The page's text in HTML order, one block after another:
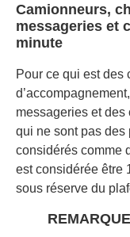
Camionneurs,
messageries et
minute
Pour ce qui est des
messageries et
qui ne sont pas des
considérés comme
est considérée être
sous réserve du
REMARQUE